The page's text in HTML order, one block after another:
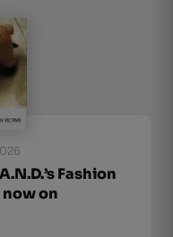
Fashion
on